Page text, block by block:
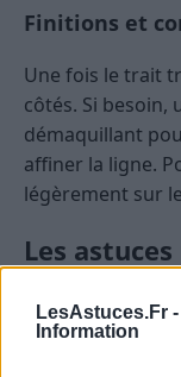
LesAstuces.Fr -
Information
Finitions et
Une fois le trait
côtés. Si besoin,
démaquillant
affiner la ligne.
légèrement sur
Les
Utiliser des